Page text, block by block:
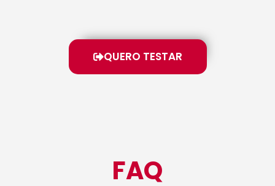
QUERO TESTAR
FAQ